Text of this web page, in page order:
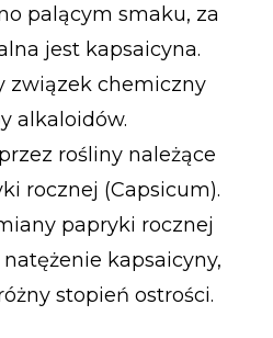
palącym smaku, za
jest kapsaicyna.
związek chemiczny
alkaloidów.
rośliny należące
rocznej (Capsicum).
papryki rocznej
kapsaicyny,
stopień ostrości.